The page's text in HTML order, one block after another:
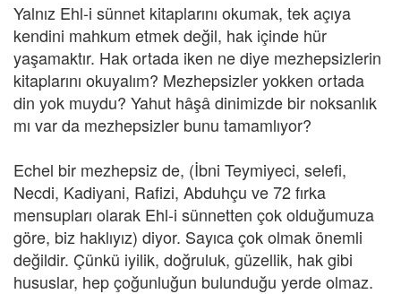
Yalnız Ehl-i sünnet kitaplarını okumak, tek açıya
kendini mahkum etmek değil, hak içinde hür
yaşamaktır. Hak ortada iken ne diye mezhepsizlerin
kitaplarını okuyalım? Mezhepsizler yokken ortada
din yok muydu? Yahut hâşâ dinimizde bir noksanlık
mı var da mezhepsizler bunu tamamlıyor?
Echel bir mezhepsiz de, (İbni Teymiyeci, selefi,
Necdi, Kadiyani, Rafizi, Abduhçu ve 72 fırka
mensupları olarak Ehl-i sünnetten çok olduğumuza
göre, biz haklıyız) diyor. Sayıca çok olmak önemli
değildir. Çünkü iyilik, doğruluk, güzellik, hak gibi
hususlar, hep çoğunluğun bulunduğu yerde olmaz.